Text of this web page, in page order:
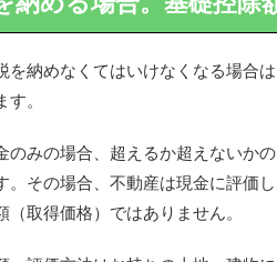
を納めなくてはいけなくなる場合
。
のみの場合、超えるか超えないか
。その場合、不動産は現金に評価
（取得価格）ではありません。